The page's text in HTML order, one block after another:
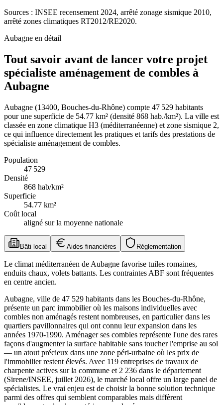
Sources : INSEE recensement 2024, arrêté zonage sismique 2010,
arrêté zones climatiques RT2012/RE2020.
Aubagne en détail
Tout savoir avant de lancer votre projet
spécialiste aménagement de combles à
Aubagne
Aubagne (13400, Bouches-du-Rhône) compte 47 529 habitants
pour une superficie de 54.77 km² (densité 868 hab./km²). La ville est
classée en zone climatique H3 (méditerranéenne) et zone sismique 2,
ce qui influence directement les pratiques et tarifs des prestations de
spécialiste aménagement de combles.
Population
47 529
Densité
868 hab/km²
Superficie
54.77 km²
Coût local
aligné sur la moyenne nationale
Bâti local Aides financières Réglementation
Le climat méditerranéen de Aubagne favorise tuiles romaines,
enduits chaux, volets battants. Les contraintes ABF sont fréquentes
en centre ancien.
Aubagne, ville de 47 529 habitants dans les Bouches-du-Rhône,
présente un parc immobilier où les maisons individuelles avec
combles non aménagés restent nombreuses, en particulier dans les
quartiers pavillonnaires qui ont connu leur expansion dans les
années 1970-1990. Aménager ses combles représente l'une des rares
façons d'augmenter la surface habitable sans toucher l'emprise au sol
— un atout précieux dans une zone péri-urbaine où les prix de
l'immobilier restent élevés. Avec 119 entreprises de travaux de
charpente actives sur la commune et 2 236 dans le département
(Sirene/INSEE, juillet 2026), le marché local offre un large panel de
spécialistes. Le vrai enjeu est de choisir la bonne solution technique
parmi des offres qui semblent comparables mais diffèrent